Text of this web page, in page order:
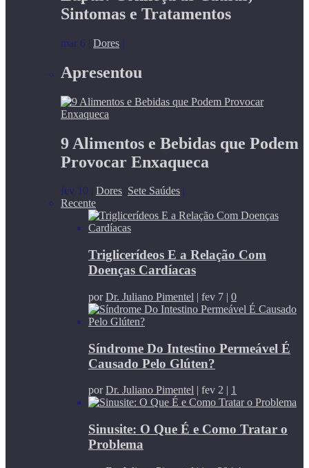
Sintomas e Tratamentos
mar 6 | Dores |
Apresentou
9 Alimentos e Bebidas que Podem
Provocar Enxaqueca
fev 10 Dores, Sete Saúdes
Recente
Triglicerídeos E a Relação Com
Doenças Cardíacas
porDr. Juliano Pimentel | fev 7 | 0
Síndrome Do Intestino Permeável É
Causado Pelo Glúten?
porDr. Juliano Pimentel | fev 2 | 1
Sinusite: O Que É e Como Tratar o
Problema